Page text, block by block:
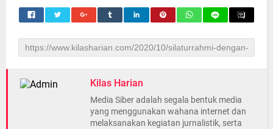
Kilas Harian
Media Siber adalah segala bentuk media
yang menggunakan wahana internet dan
melaksanakan kegiatan jurnalistik, serta